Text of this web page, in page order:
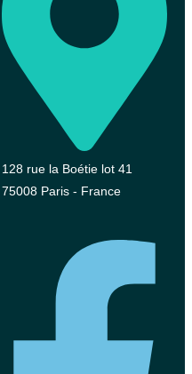
128 rue la Boétie lot 41
75008 Paris - France